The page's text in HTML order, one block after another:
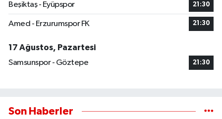
Beşiktaş - Eyüpspor 21:30
Amed - Erzurumspor FK 21:30
17 Ağustos, Pazartesi
Samsunspor - Göztepe
21:30
Son Haberler